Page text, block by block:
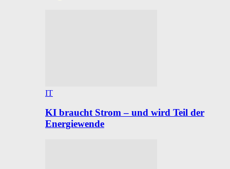
IT
KI braucht Strom – und wird Teil der
Energiewende